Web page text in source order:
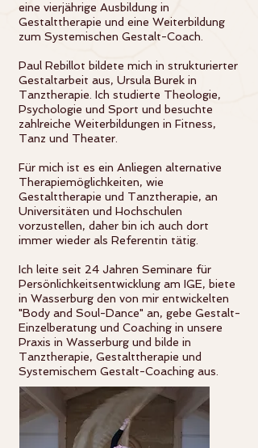
eine vierjährige Ausbildung in
Gestalttherapie und eine Weiterbildung
zum Systemischen Gestalt-Coach.
Paul Rebillot bildete mich in strukturierter
Gestaltarbeit aus, Ursula Burek in
Tanztherapie. Ich studierte Theologie,
Psychologie und Sport und besuchte
zahlreiche Weiterbildungen in Fitness,
Tanz und Theater.
Für mich ist es ein Anliegen alternative
Therapiemöglichkeiten, wie
Gestalttherapie und Tanztherapie, an
Universitäten und Hochschulen
vorzustellen, daher bin ich auch dort
immer wieder als Referentin tätig.
Ich leite seit 24 Jahren Seminare für
Persönlichkeitsentwicklung am IGE, biete
in Wasserburg den von mir entwickelten
"Body and Soul-Dance" an, gebe Gestalt-
Einzelberatung und Coaching in unsere
Praxis in Wasserburg und bilde in
Tanztherapie, Gestalttherapie und
Systemischem Gestalt-Coaching aus.